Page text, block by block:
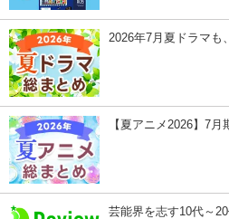
2026年7月夏ドラマも
【夏アニメ2026】7
芸能界を志す10代～